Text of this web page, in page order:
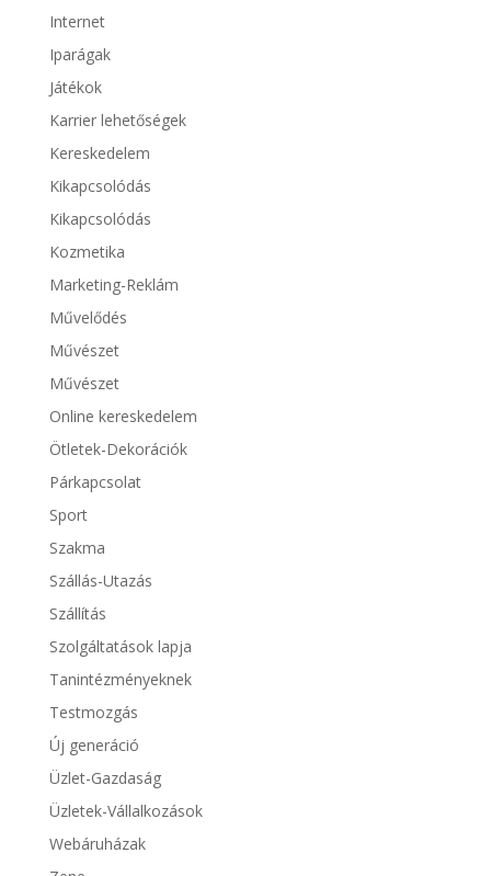
Internet
Iparágak
Játékok
Karrier lehetőségek
Kereskedelem
Kikapcsolódás
Kikapcsolódás
Kozmetika
Marketing-Reklám
Művelődés
Művészet
Művészet
Online kereskedelem
Ötletek-Dekorációk
Párkapcsolat
Sport
Szakma
Szállás-Utazás
Szállítás
Szolgáltatások lapja
Tanintézményeknek
Testmozgás
Új generáció
Üzlet-Gazdaság
Üzletek-Vállalkozások
Webáruházak